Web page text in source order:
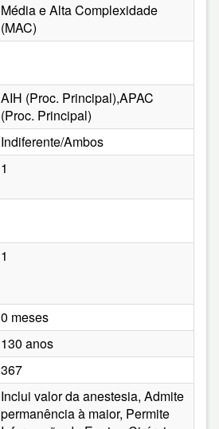
Média e Alta Complexidade
(MAC)
AIH (Proc. Principal),APAC
(Proc. Principal)
Indiferente/Ambos
1
1
0 meses
130 anos
367
Inclui valor da anestesia, Admite
permanência à maior, Permite